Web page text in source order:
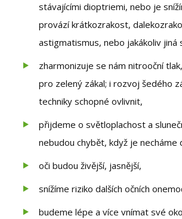
stávajícími dioptriemi, nebo je
provází krátkozrakost,
astigmatismus, nebo jakákoliv jiná
zharmonizuje se nám nitrooční
pro zelený zákal; i rozvoj šedého
techniky schopné ovlivnit,
přijdeme o světloplachost a
nebudou chybět, když je necháme
oči budou živější, jasnější,
snížíme riziko dalších očních
budeme lépe a více vnímat své